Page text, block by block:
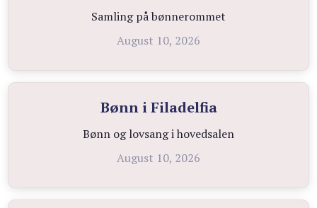
Samling på bønnerommet
August 10, 2026
Bønn i Filadelfia
Bønn og lovsang i hovedsalen
August 10, 2026